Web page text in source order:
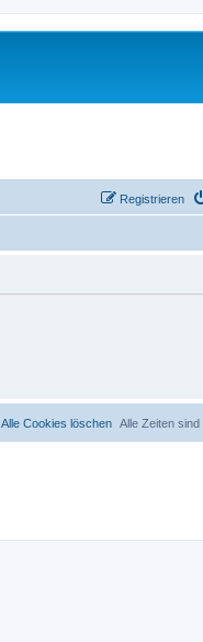
Registrieren
Alle Zeiten sind
Alle Cookies löschen